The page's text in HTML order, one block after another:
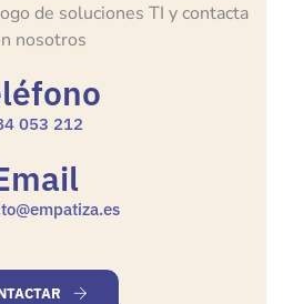
de soluciones TI y contacta
nosotros
053 212